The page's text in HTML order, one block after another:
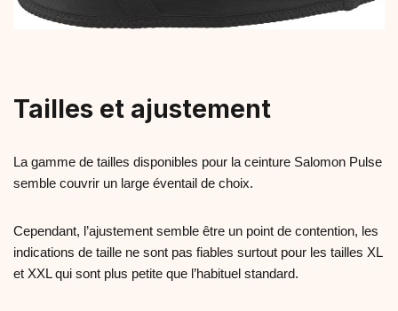
Tailles et ajustement
La gamme de tailles disponibles pour la ceinture Salomon Pulse
semble couvrir un large éventail de choix.
Cependant, l’ajustement semble être un point de contention, les
indications de taille ne sont pas fiables surtout pour les tailles XL
et XXL qui sont plus petite que l’habituel standard.